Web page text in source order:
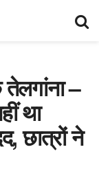
–
था
छात्रों ने